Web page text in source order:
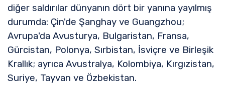
diğer saldırılar dünyanın dört bir yanına yayılmış
durumda: Çin'de Şanghay ve Guangzhou;
Avrupa'da Avusturya, Bulgaristan, Fransa,
Gürcistan, Polonya, Sırbistan, İsviçre ve Birleşik
Krallık; ayrıca Avustralya, Kolombiya, Kırgızistan,
Suriye, Tayvan ve Özbekistan.